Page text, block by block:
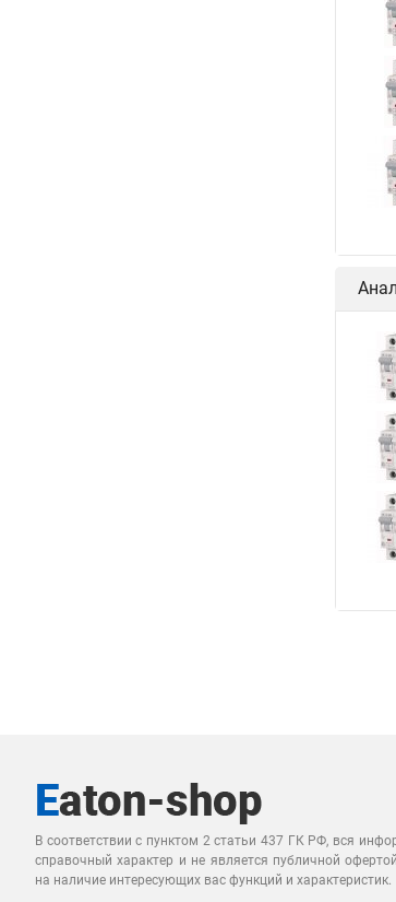
В соответствии с пунктом 2 статьи 437 ГК РФ, вся
справочный характер и не является публичной
на наличие интересующих вас функций и характеристик.